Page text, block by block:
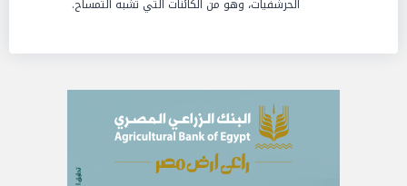
الحرشفيات، وهو من الكائنات التي تشبه التمساح.